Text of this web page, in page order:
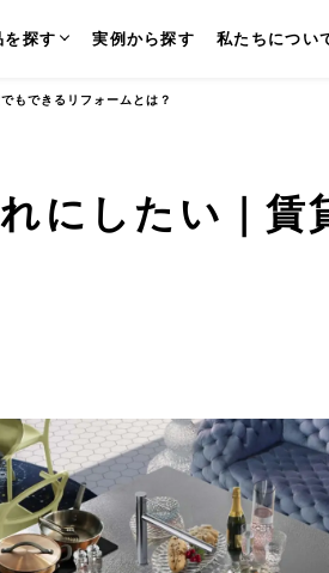
を探す 実例から探す 私たちについ
もできるリフォームとは？
にしたい｜賃